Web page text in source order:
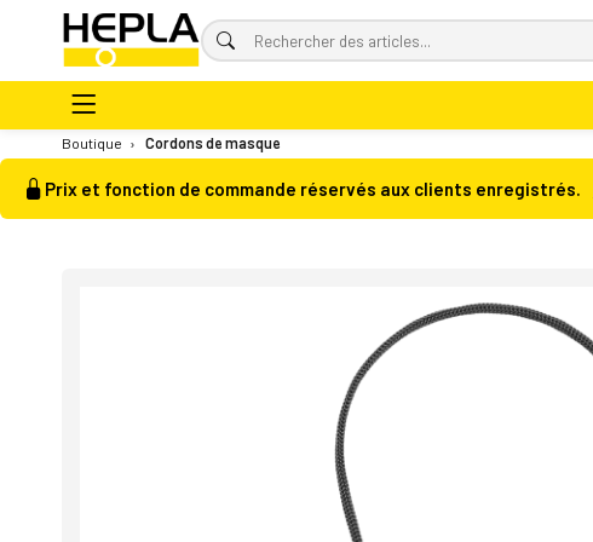
Boutique › Cordons de masque
Prix et fonction de commande réservés aux clients enregistrés.